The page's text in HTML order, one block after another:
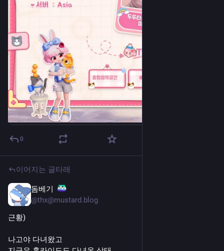
0
이어지는 글타래
돔베기
@thx@mustard.blog
근황)
나고야 다녀왔고